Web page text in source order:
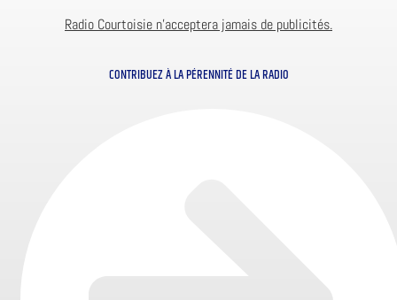
Radio Courtoisie n’acceptera jamais de publicités.
CONTRIBUEZ À LA PÉRENNITÉ DE LA RADIO